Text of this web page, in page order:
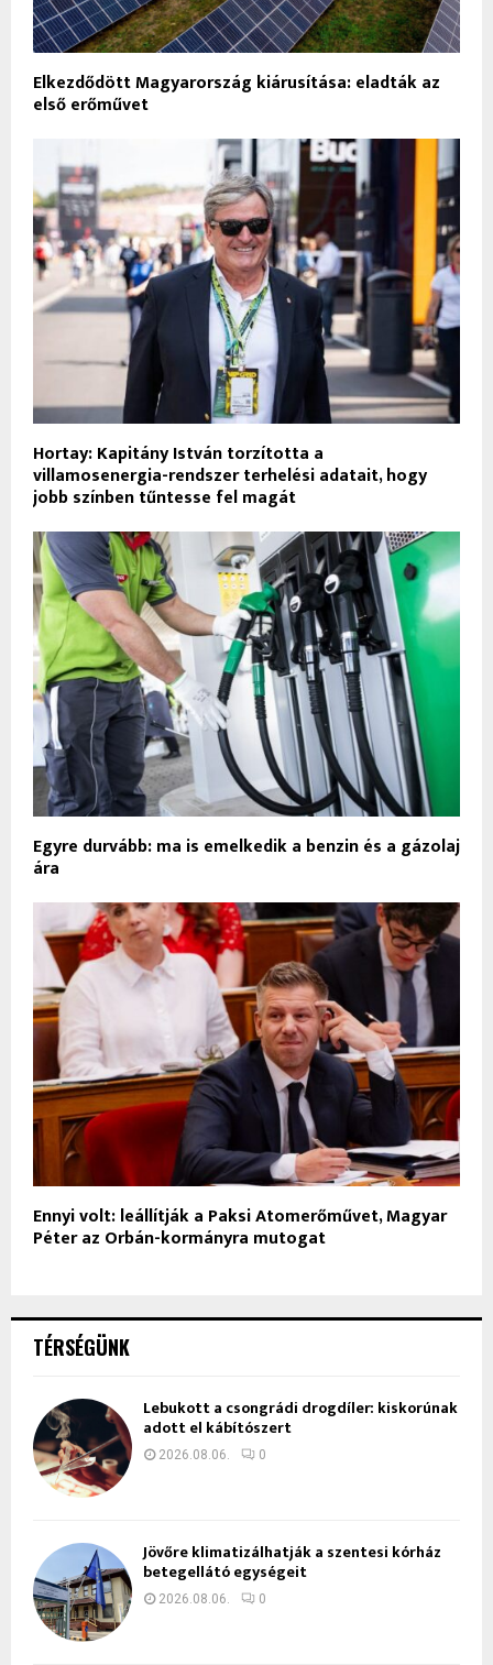
Elkezdődött Magyarország kiárusítása: eladták az
első erőművet
Hortay: Kapitány István torzította a
villamosenergia-rendszer terhelési adatait, hogy
jobb színben tűntesse fel magát
Egyre durvább: ma is emelkedik a benzin és a gázolaj
ára
Ennyi volt: leállítják a Paksi Atomerőművet, Magyar
Péter az Orbán-kormányra mutogat
TÉRSÉGÜNK
Lebukott a csongrádi drogdíler: kiskorúnak
adott el kábítószert
2026.08.06. 0
Jövőre klimatizálhatják a szentesi kórház
betegellátó egységeit
2026.08.06. 0